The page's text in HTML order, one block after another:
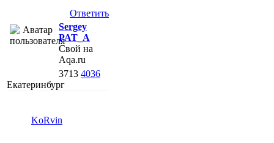
Ответить
Sergey
PAT_A
Свой на
Aqa.ru
3713 4036
Екатеринбург
KoRvin